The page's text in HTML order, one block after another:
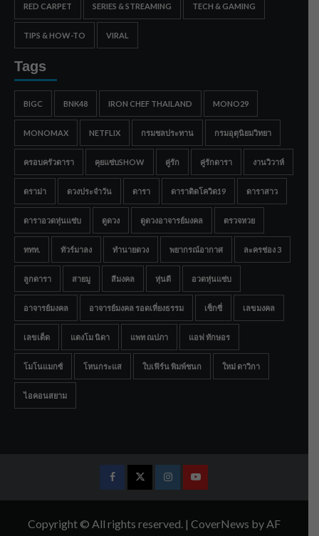
RED CARPET SERIES & STREAMING TECH & GAMING
TIPS & HOW-TO VIRAL
Tags
BIGC BNK48 IRON CHEF THAILAND MONO29
MONOMAX NETFLIX กรมชลประทาน กรมอุตุนิยมวิทยา
ครอบครัวดารา คุยแซ่บSHOW คู่รัก คู่รักดารา งานวิวาห์
ดราม่า ดวงประจำวัน ดารา ดาราติดโควิด19 ดาราสาว
ดาราอวดหุ่นแซ่บ ดูดวง ดูดวงอาจารย์มงคล ตรวจหวย
ททท. ทัวร์มาลง ทำนายดวง พยากรณ์อากาศ ละครช่อง 3
ลูกดารา สายมู สีมงคล หุ่นดี อวดหุ่นแซ่บ
อาจารย์มงคล อาจารย์มงคล รอดเที่ยงธรรม เซ็กซี่ เลขมงคล
เลขเด็ด แตงโม นิดา แพท ณปภา แอฟ ทักษอร
โมโนแมกซ์ โหนกระแส ใบเฟิร์น พิมพ์ชนก ใหม่ ดาวิกา
ไอคอนสยาม
FacebookTwitterInstagramYoutube
Copyright © All rights reserved. | CoverNews by AF